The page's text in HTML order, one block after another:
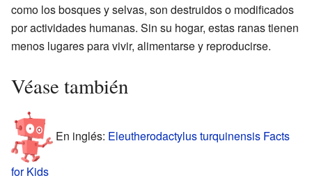
como los bosques y selvas, son destruidos o modificados
por actividades humanas. Sin su hogar, estas ranas tienen
menos lugares para vivir, alimentarse y reproducirse.
Véase también
En inglés: Eleutherodactylus turquinensis Facts
for Kids